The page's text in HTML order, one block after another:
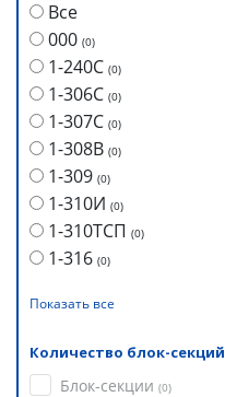
Все
000 (0)
1-240С (0)
1-306С (0)
1-307С (0)
1-308В (0)
1-309 (0)
1-310И (0)
1-310ТСП (0)
1-316 (0)
Показать все
Количество блок-секций
Блок-секции (0)